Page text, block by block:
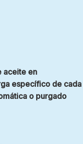
aceite en
específico de cada
o purgado